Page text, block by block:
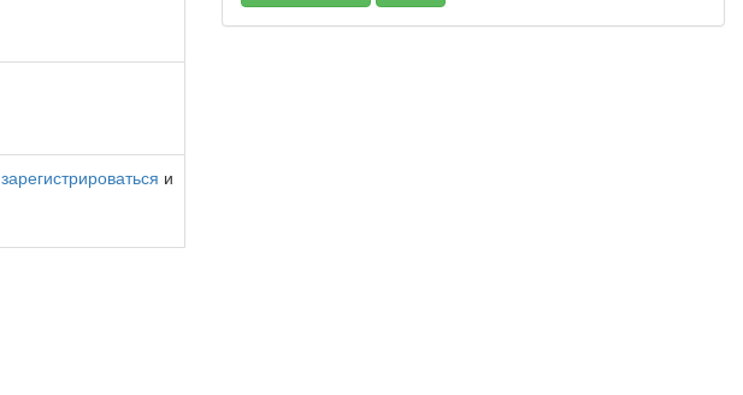
зарегистрироваться и